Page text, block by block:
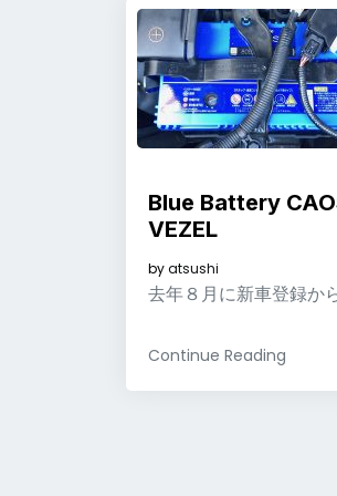
Blue Battery
VEZEL
byatsushi
去年８月に新車登録か
Continue Reading